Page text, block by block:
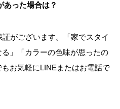
あった場合は？
がございます。「家でスタイ
」「カラーの色味が思ったの
お気軽にLINEまたはお電話で